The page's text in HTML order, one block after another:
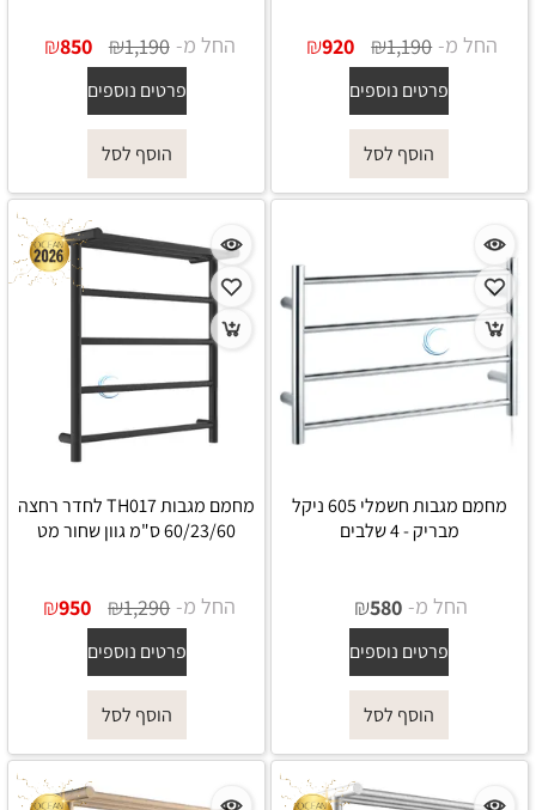
החל מ- ₪1,190
₪920
פרטים נוספים
הוסף לסל
החל מ- ₪1,190
₪850
פרטים נוספים
הוסף לסל
מחמם מגבות חשמלי 605 ניקל
מבריק - 4 שלבים
החל מ- ₪580
פרטים נוספים
הוסף לסל
מחמם מגבות TH017 לחדר רחצה
60/23/60 ס"מ גוון שחור מט
החל מ- ₪1,290
₪950
פרטים נוספים
הוסף לסל